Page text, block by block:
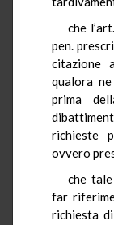
che
pen.
citazione
qualora
prima
richieste
ovvero
che
far
richiesta